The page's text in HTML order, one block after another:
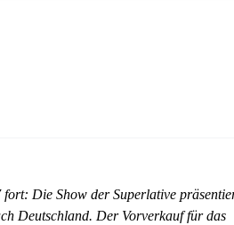
Die Show der Superlative
Deutschland. Der Vorverkauf für das